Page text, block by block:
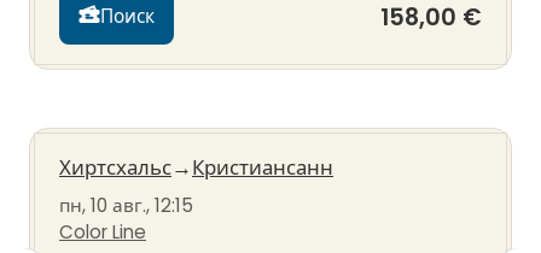
Поиск 158,00 €
Хиртсхальс→Кристиансанн
пн, 10 авг., 12:15
Color Line